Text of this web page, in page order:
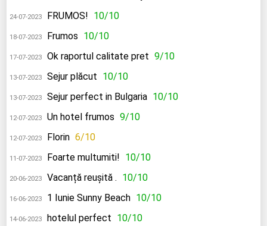
24-07-2023 FRUMOS! 10/10
18-07-2023 Frumos 10/10
17-07-2023 Ok raportul calitate pret 9/10
13-07-2023 Sejur plăcut 10/10
13-07-2023 Sejur perfect in Bulgaria 10/10
12-07-2023 Un hotel frumos 9/10
12-07-2023 Florin 6/10
11-07-2023 Foarte multumiti! 10/10
20-06-2023 Vacanță reușită . 10/10
16-06-2023 1 Iunie Sunny Beach 10/10
14-06-2023 hotelul perfect 10/10